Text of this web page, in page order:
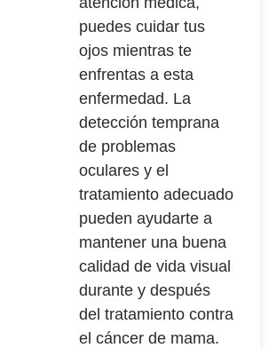
puedes cuidar tus
ojos mientras te
enfrentas a esta
enfermedad. La
detección temprana
de problemas
oculares y el
tratamiento adecuado
pueden ayudarte a
mantener una buena
calidad de vida visual
durante y después
del tratamiento contra
el cáncer de mama.